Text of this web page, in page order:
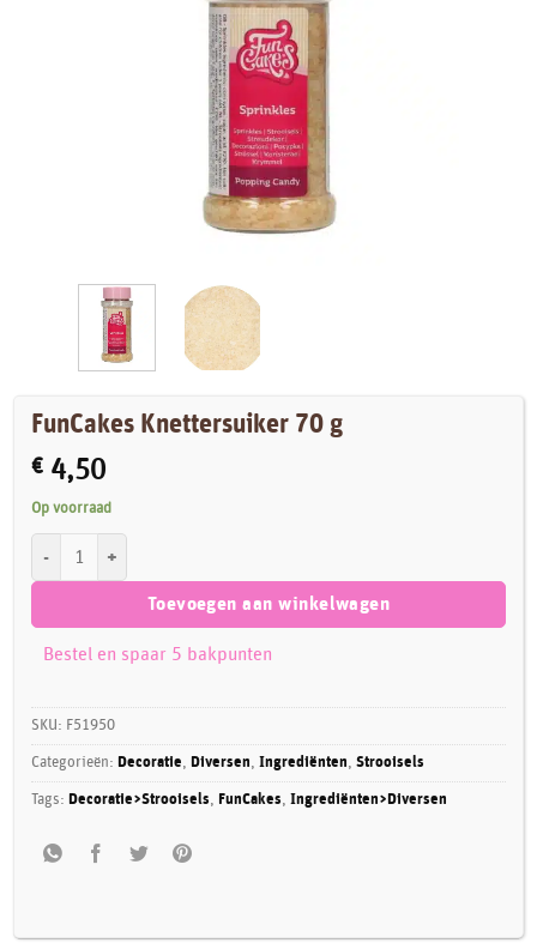
FunCakes Knettersuiker 70 g
€ 4,50
Op voorraad
Toevoegen aan winkelwagen
Bestel en spaar 5 bakpunten
SKU: F51950
Categorieën: Decoratie, Diversen,Ingrediënten,Strooisels
Tags: Decoratie>Strooisels, FunCakes,Ingrediënten>Diversen